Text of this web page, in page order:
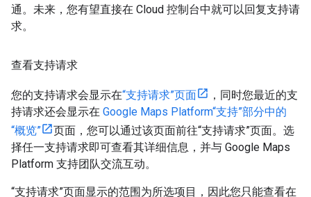
通。未来，您有望直接在 Cloud 控制台中就可以回复支持请
求。
查看支持请求
您的支持请求会显示在“支持请求”页面
，同时您最近的支
持请求还会显示在 Google Maps Platform“支持”部分中的
“概览”
页面，您可以通过该页面前往“支持请求”页面。选
择任一支持请求即可查看其详细信息，并与 Google Maps
Platform 支持团队交流互动。
“支持请求”页面显示的范围为所选项目，因此您只能查看在